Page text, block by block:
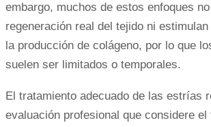
embargo, muchos de estos enfoques
regeneración real del tejido ni
la producción de colágeno, por lo que
suelen ser limitados o temporales.
El tratamiento adecuado de las estrías
evaluación profesional que considere